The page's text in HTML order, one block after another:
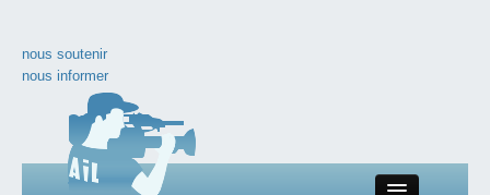
nous soutenir
nous informer